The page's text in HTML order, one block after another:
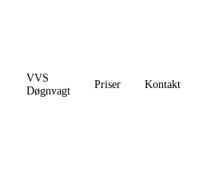
VVS
Døgnvagt
Priser Kontakt